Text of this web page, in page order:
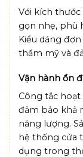
Với kích
gọn nhẹ, phù
Kiểu dáng
thẩm mỹ và
Vận hành ổn
Công tắc hoạt
đảm bảo khả
năng lượng.
hệ thống cửa
dụng trong